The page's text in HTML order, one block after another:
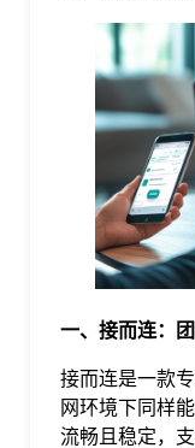
题
一、接而连：
接而连是一款
网环境下同样
流畅且稳定，